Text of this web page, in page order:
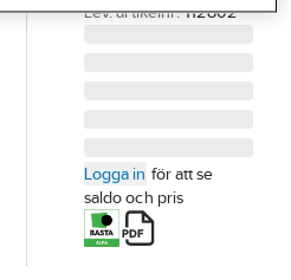
Lev. artikelnr: 112802
Logga in för att se
saldo och pris